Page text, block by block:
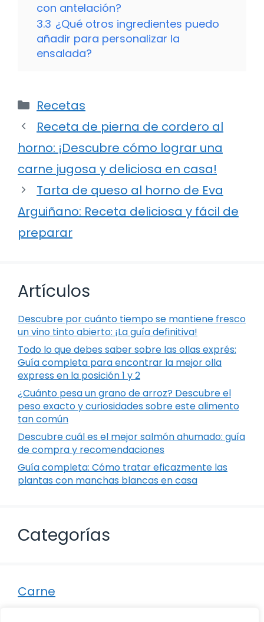
con antelación?
3.3 ¿Qué otros ingredientes puedo
añadir para personalizar la
ensalada?
Categorías
Recetas
Receta de pierna de cordero al
horno: ¡Descubre cómo lograr una
carne jugosa y deliciosa en casa!
Tarta de queso al horno de Eva
Arguiñano: Receta deliciosa y fácil de
preparar
Artículos
Descubre por cuánto tiempo se mantiene fresco
un vino tinto abierto: ¡La guía definitiva!
Todo lo que debes saber sobre las ollas exprés:
Guía completa para encontrar la mejor olla
express en la posición 1 y 2
¿Cuánto pesa un grano de arroz? Descubre el
peso exacto y curiosidades sobre este alimento
tan común
Descubre cuál es el mejor salmón ahumado: guía
de compra y recomendaciones
Guía completa: Cómo tratar eficazmente las
plantas con manchas blancas en casa
Categorías
Carne